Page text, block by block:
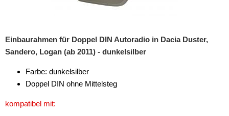
Einbaurahmen für Doppel DIN Autoradio in Dacia Duster,
Sandero, Logan (ab 2011) - dunkelsilber
Farbe: dunkelsilber
Doppel DIN ohne Mittelsteg
kompatibel mit: